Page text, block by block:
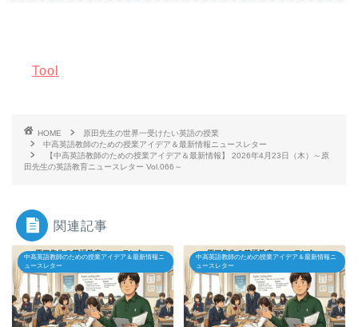
Tool
HOME
原田先生の世界一受けたい英語の授業
中高英語教師のための授業アイデア＆最新情報ニュースレター
【中高英語教師のための授業アイデア＆最新情報】 2026年4月23日（木）～原
田先生の英語教育ニュースレター Vol.066～
関連記事
中高英語教師のための授業アイデア＆最新情報ニ
ュースレター
中高英語教師のための授業アイデア＆最新情報ニ
ュースレター